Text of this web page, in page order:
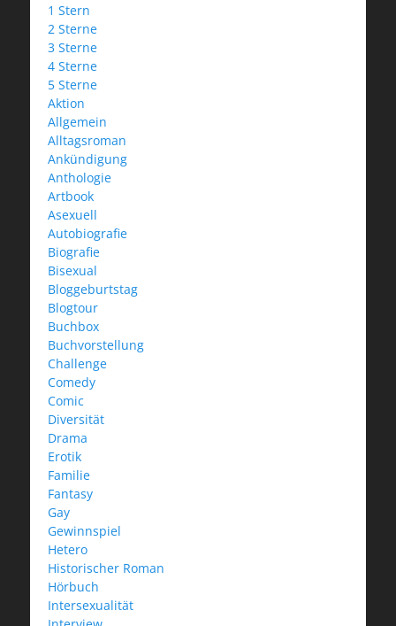
1 Stern
2 Sterne
3 Sterne
4 Sterne
5 Sterne
Aktion
Allgemein
Alltagsroman
Ankündigung
Anthologie
Artbook
Asexuell
Autobiografie
Biografie
Bisexual
Bloggeburtstag
Blogtour
Buchbox
Buchvorstellung
Challenge
Comedy
Comic
Diversität
Drama
Erotik
Familie
Fantasy
Gay
Gewinnspiel
Hetero
Historischer Roman
Hörbuch
Intersexualität